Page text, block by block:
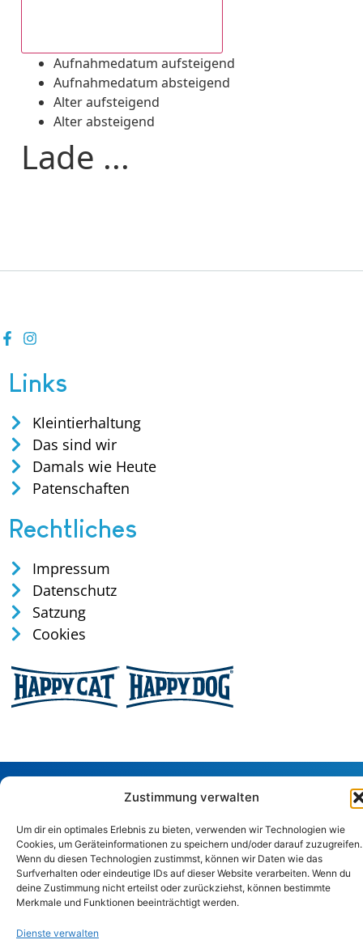
Zustimmung verwalten
Um dir ein optimales Erlebnis zu bieten, verwenden wir Technologien wie
Cookies, um Geräteinformationen zu speichern und/oder darauf zuzugreifen.
Wenn du diesen Technologien zustimmst, können wir Daten wie das
Surfverhalten oder eindeutige IDs auf dieser Website verarbeiten. Wenn du
deine Zustimmung nicht erteilst oder zurückziehst, können bestimmte
Merkmale und Funktionen beeinträchtigt werden.
Dienste verwalten
Aufnahmedatum aufsteigend
Aufnahmedatum absteigend
Alter aufsteigend
Alter absteigend
Lade ...
Links
Kleintierhaltung
Das sind wir
Damals wie Heute
Patenschaften
Rechtliches
Impressum
Datenschutz
Satzung
Cookies
Copyright © 2024. Alle Rechte vorbehalten.
Tel: 0170 / 35 75 165
Sandstraße 29, 57586 Weitefeld